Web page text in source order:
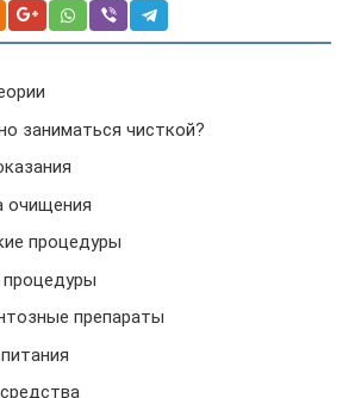
заниматься чисткой?
очищения
процедуры
препараты